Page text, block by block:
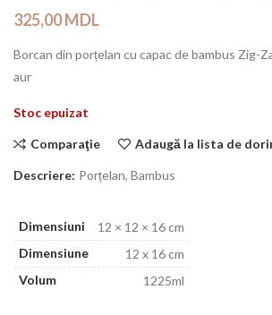
325,00MDL
Borcan din porțelan cu capac de bambus Zig-
aur
Stoc epuizat
Comparaţie Adaugă la lista de
Descriere: Porțelan, Bambus
Dimensiuni
12 × 12 × 16 cm
Dimensiune
12 x 16 cm
Volum
1225ml